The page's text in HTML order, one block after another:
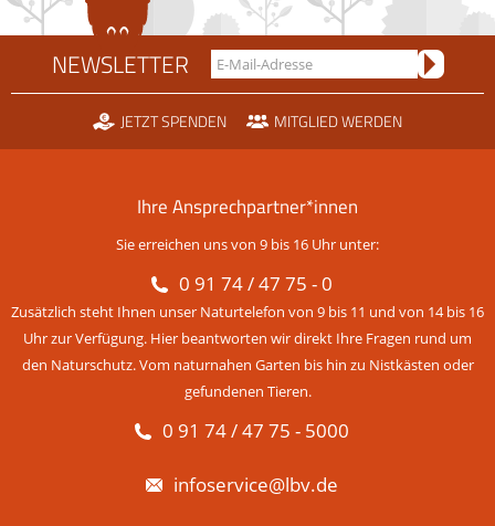
NEWSLETTER
JETZT SPENDEN MITGLIED WERDEN
Ihre Ansprechpartner*innen
Sie erreichen uns von 9 bis 16 Uhr unter:
0 91 74 / 47 75 - 0
Zusätzlich steht Ihnen unser Naturtelefon von 9 bis 11 und von 14 bis 16
Uhr zur Verfügung. Hier beantworten wir direkt Ihre Fragen rund um
den Naturschutz. Vom naturnahen Garten bis hin zu Nistkästen oder
gefundenen Tieren.
0 91 74 / 47 75 - 5000
infoservice@lbv.de